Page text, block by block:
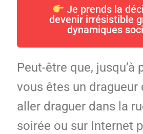
Je prends la
devenir irrésistible
dynamiques
Peut-être que, jusqu’à
vous êtes un dragueur
aller draguer dans la
soirée ou sur Internet